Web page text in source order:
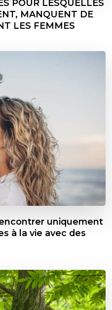
POUR LESQUELLES
MANQUENT DE
LES FEMMES
uniquement
à la vie avec des